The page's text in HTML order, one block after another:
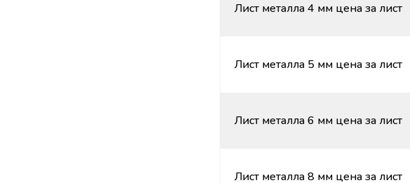
Лист металла 4 мм цена за лист
Лист металла 5 мм цена за лист
Лист металла 6 мм цена за лист
Лист металла 8 мм цена за лист